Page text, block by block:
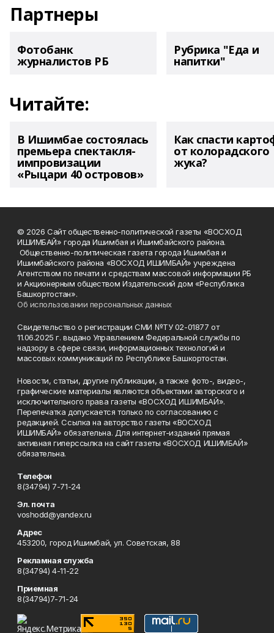
Партнеры
Фотобанк
журналистов РБ
Рубрика "Еда и
напитки"
Читайте:
В Ишимбае состоялась
премьера спектакля-
импровизации
«Рыцари 40 островов»
Как спасти
от колорадского
жука?
© 2026 Сайт общественно-политической газеты «ВОСХОД
ИШИМБАЙ» города Ишимбая и Ишимбайского района.
Общественно-политическая газета города Ишимбая и
Ишимбайского района «ВОСХОД ИШИМБАЙ» учреждена
Агентством по печати и средствам массовой информации РБ
и Акционерным обществом Издательский дом «Республика
Башкортостан».
Об использовании персональных данных
Свидетельство о регистрации СМИ №ТУ 02-01877 от
11.06.2025 г. выдано Управлением Федеральной службы по
надзору в сфере связи, информационных технологий и
массовых коммуникаций по Республике Башкортостан.
Новости, статьи, другие публикации, а также фото-, видео-,
графические материалы являются объектами авторского и
исключительного права газеты «ВОСХОД ИШИМБАЙ».
Перепечатка допускается только по согласованию с
редакцией. Ссылка на авторство газеты «ВОСХОД
ИШИМБАЙ» обязательна. Для интернет-изданий прямая
активная гиперссылка на сайт газеты «ВОСХОД ИШИМБАЙ»
обязательна.
Телефон
8(34794) 7-71-24
Эл. почта
voshodd@yandex.ru
Адрес
453200, город Ишимбай, ул. Советская, 88
Рекламная служба
8(34794) 4-11-22
Приемная
8(34794)7-71-24